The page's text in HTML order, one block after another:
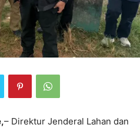
– Direktur Jenderal Lahan dan